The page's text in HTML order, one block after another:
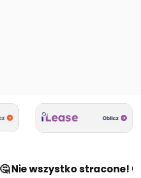
wszystko stracone! 🙂